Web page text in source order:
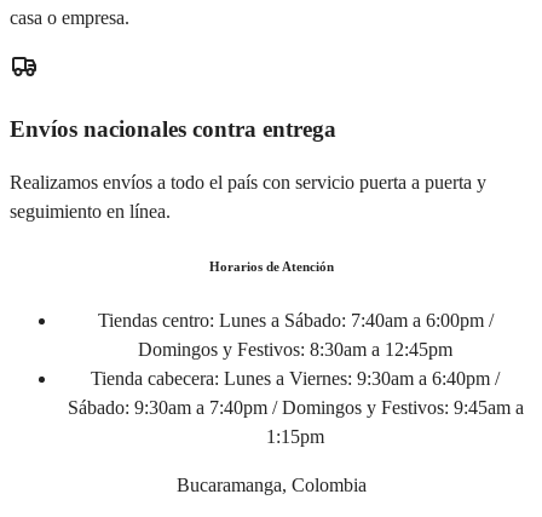
casa o empresa.
Envíos nacionales contra entrega
Realizamos envíos a todo el país con servicio puerta a puerta y
seguimiento en línea.
Horarios de Atención
Tiendas centro: Lunes a Sábado: 7:40am a 6:00pm /
Domingos y Festivos: 8:30am a 12:45pm
Tienda cabecera: Lunes a Viernes: 9:30am a 6:40pm /
Sábado: 9:30am a 7:40pm / Domingos y Festivos: 9:45am a
1:15pm
Bucaramanga, Colombia